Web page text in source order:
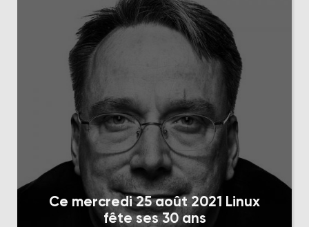
Ce mercredi 25 août 2021 Linux
fête ses 30 ans